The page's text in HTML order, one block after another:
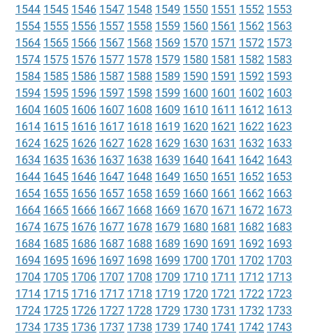
1544 1545 1546 1547 1548 1549 1550 1551 1552 1553
1554 1555 1556 1557 1558 1559 1560 1561 1562 1563
1564 1565 1566 1567 1568 1569 1570 1571 1572 1573
1574 1575 1576 1577 1578 1579 1580 1581 1582 1583
1584 1585 1586 1587 1588 1589 1590 1591 1592 1593
1594 1595 1596 1597 1598 1599 1600 1601 1602 1603
1604 1605 1606 1607 1608 1609 1610 1611 1612 1613
1614 1615 1616 1617 1618 1619 1620 1621 1622 1623
1624 1625 1626 1627 1628 1629 1630 1631 1632 1633
1634 1635 1636 1637 1638 1639 1640 1641 1642 1643
1644 1645 1646 1647 1648 1649 1650 1651 1652 1653
1654 1655 1656 1657 1658 1659 1660 1661 1662 1663
1664 1665 1666 1667 1668 1669 1670 1671 1672 1673
1674 1675 1676 1677 1678 1679 1680 1681 1682 1683
1684 1685 1686 1687 1688 1689 1690 1691 1692 1693
1694 1695 1696 1697 1698 1699 1700 1701 1702 1703
1704 1705 1706 1707 1708 1709 1710 1711 1712 1713
1714 1715 1716 1717 1718 1719 1720 1721 1722 1723
1724 1725 1726 1727 1728 1729 1730 1731 1732 1733
1734 1735 1736 1737 1738 1739 1740 1741 1742 1743